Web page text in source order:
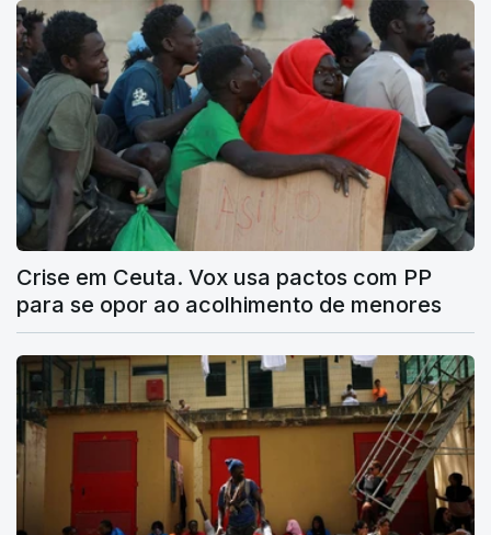
Crise em Ceuta. Vox usa pactos com PP
para se opor ao acolhimento de menores